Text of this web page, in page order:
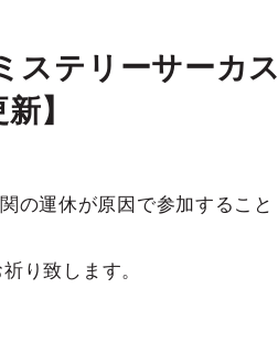
ステリーサーカス
】
の運休が原因で参加すること
り致します。